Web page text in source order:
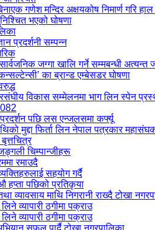
गणेश मन्दिर अक्षयकोष निमार्ण गरि
भएको घोषणा
प्रदर्शनी सम्पन्न
जग्गा खालि गर्ने सम्मबन्धी अत्यन्त
का ब्रान्ड एम्बेसडर घोषणा
विकास सम्मेलनमा भाग लिन स्पेन
पछि लस एन्जलसमा कर्फ्यू
मुद्दा फिर्ता लिन नेपाल पत्रकार
चिम्पान्जीहरू
रमाउदै
सहयोग गर्दै
पछिको प्रतिकृया
व्यावसाय माथि निगरानी राख्दै टोखा
व्यापारी ठगीमा पक्राउ
व्यापारी ठगीमा पक्राउ
सफल पार्दै टोखा नगरपालिका